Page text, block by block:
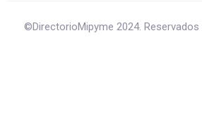
©DirectorioMipyme 2024.